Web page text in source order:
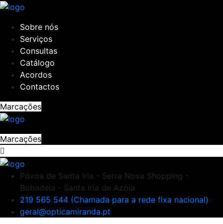
Sobre nós
Serviços
Consultas
Catálogo
Acordos
Contactos
Marcações
Marcações
Póvoa de Santa Iria - Serra Nova Shopping -
Bobadela - Santa Iria de Azóia
219 565 544 (Chamada para a rede fixa nacional)
geral@opticamiranda.pt